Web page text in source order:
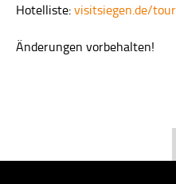
Hotelliste:visitsiegen.de/
Änderungen vorbehalten!